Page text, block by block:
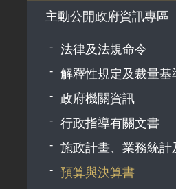
主動公開政府資訊專區
法律及法規命令
解釋性規定及裁量基
政府機關資訊
行政指導有關文書
施政計畫、業務統計
預算與決算書